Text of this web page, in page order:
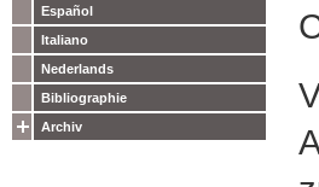
Español
Italiano
Nederlands
Bibliographie
Archiv